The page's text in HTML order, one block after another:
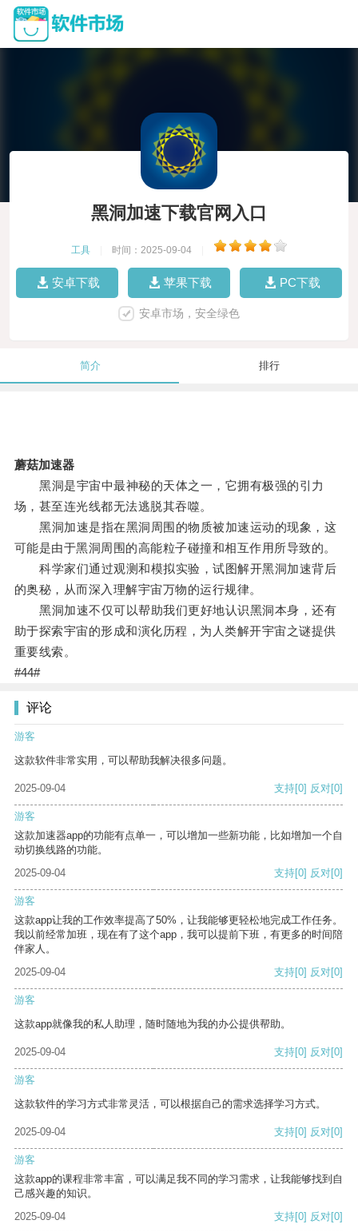
黑洞加速下载官网入口
工具 时间：2025-09-04
安卓下载 苹果下载 PC下载
安卓市场，安全绿色
简介 排行
蘑菇加速器
黑洞是宇宙中最神秘的天体之一，它拥有极强的引力
场，甚至连光线都无法逃脱其吞噬。
黑洞加速是指在黑洞周围的物质被加速运动的现象，这
可能是由于黑洞周围的高能粒子碰撞和相互作用所导致的。
科学家们通过观测和模拟实验，试图解开黑洞加速背后
的奥秘，从而深入理解宇宙万物的运行规律。
黑洞加速不仅可以帮助我们更好地认识黑洞本身，还有
助于探索宇宙的形成和演化历程，为人类解开宇宙之谜提供
重要线索。
#44#
评论
游客
这款软件非常实用，可以帮助我解决很多问题。
2025-09-04 支持[0] 反对[0]
游客
这款加速器app的功能有点单一，可以增加一些新功能，比如增加一个自
动切换线路的功能。
2025-09-04
支持[0] 反对[0]
游客
这款app让我的工作效率提高了50%，让我能够更轻松地完成工作任务。
我以前经常加班，现在有了这个app，我可以提前下班，有更多的时间陪
伴家人。
2025-09-04
支持[0] 反对[0]
游客
这款app就像我的私人助理，随时随地为我的办公提供帮助。
2025-09-04 支持[0] 反对[0]
游客
这款软件的学习方式非常灵活，可以根据自己的需求选择学习方式。
2025-09-04 支持[0] 反对[0]
游客
这款app的课程非常丰富，可以满足我不同的学习需求，让我能够找到自
己感兴趣的知识。
2025-09-04
支持[0] 反对[0]